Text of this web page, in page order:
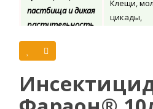
пастбища и дикая
растительность,
зерновые, лен,
картофель,
Клещи,
цикады,
Инсектицид Фараон обладает